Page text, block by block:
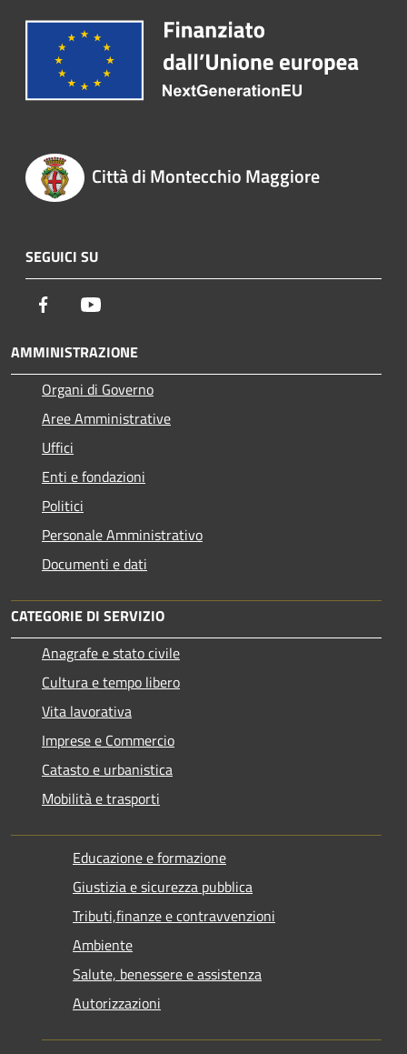
Città di Montecchio Maggiore
SEGUICI SU
Facebook
AMMINISTRAZIONE
Organi di Governo
Aree Amministrative
Uffici
Enti e fondazioni
Politici
Personale Amministrativo
Documenti e dati
CATEGORIE DI SERVIZIO
Anagrafe e stato civile
Cultura e tempo libero
Vita lavorativa
Imprese e Commercio
Catasto e urbanistica
Mobilità e trasporti
Educazione e formazione
Giustizia e sicurezza pubblica
Tributi,finanze e contravvenzioni
Ambiente
Salute, benessere e assistenza
Autorizzazioni